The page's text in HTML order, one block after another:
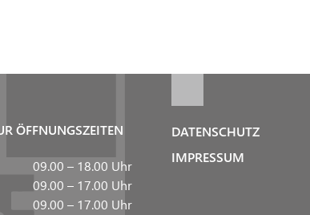
ÖFFNUNGSZEITEN
09.00 – 18.00 Uhr
09.00 – 17.00 Uhr
09.00 – 17.00 Uhr
DATENSCHUTZ
IMPRESSUM